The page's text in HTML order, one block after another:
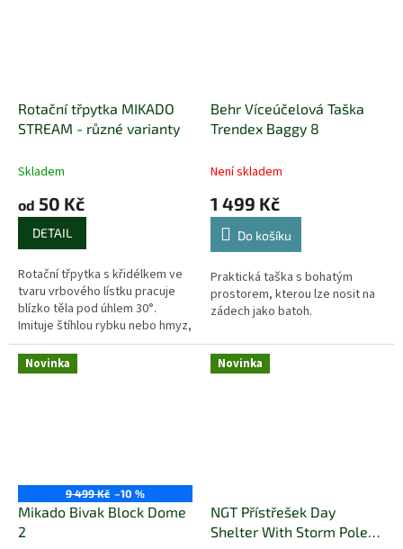
Rotační třpytka MIKADO
STREAM - různé varianty
Skladem
od 50 Kč
DETAIL
Rotační třpytka s křidélkem ve
tvaru vrbového lístku pracuje
blízko těla pod úhlem 30°.
Imituje štíhlou rybku nebo hmyz,
vhodná pro vedení při dně v
hlubokých vodách. Na řekách...
Behr Víceúčelová Taška
Trendex Baggy 8
Není skladem
1 499 Kč
Do košíku
Praktická taška s bohatým
prostorem, kterou lze nosit na
zádech jako batoh.
Novinka
9 499 Kč –10 %
Mikado Bivak Block Dome
2
Novinka
NGT Přístřešek Day
Shelter With Storm Poles